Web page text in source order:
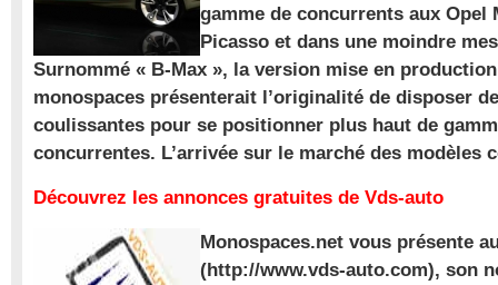
gamme de concurrents aux Opel
Picasso et dans une moindre
Surnommé « B-Max », la version mise en
monospaces présenterait l’originalité de disposer
coulissantes pour se positionner plus haut de
concurrentes. L’arrivée sur le marché des modèles
Découvrez les annonces gratuites de Vds-auto
Monospaces.net vous présente
(http://www.vds-auto.com), son